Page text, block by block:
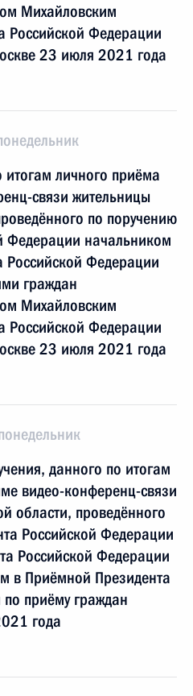
Михайловским
Российской Федерации
23 июля 2021 года
личного приёма
связи жительницы
по поручению
Федерации начальником
Российской Федерации
граждан
Михайловским
Российской Федерации
23 июля 2021 года
данного по итогам
видео-конференц-связи
области, проведённого
Российской Федерации
Российской Федерации
в Приёмной Президента
приёму граждан
года